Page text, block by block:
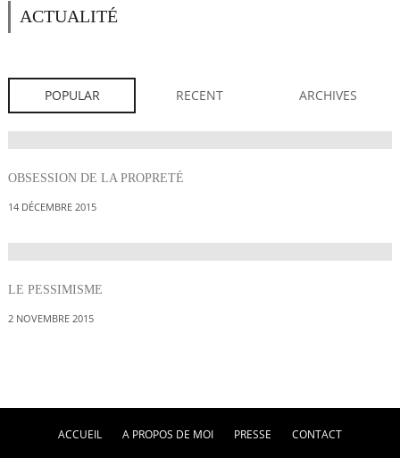
ACTUALITÉ
POPULAR RECENT ARCHIVES
OBSESSION DE LA PROPRETÉ
14 DÉCEMBRE 2015
LE PESSIMISME
2 NOVEMBRE 2015
ACCUEIL A PROPOS DE MOI PRESSE CONTACT